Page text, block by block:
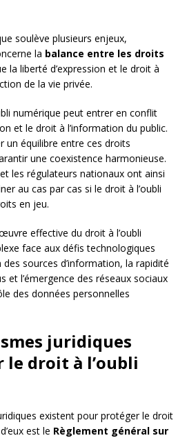
soulève plusieurs enjeux,
la balance entre les droits
la liberté d’expression et le droit à
de la vie privée.
numérique peut entrer en conflit
et le droit à l’information du public.
un équilibre entre ces droits
une coexistence harmonieuse.
les régulateurs nationaux ont ainsi
au cas par cas si le droit à l’oubli
en jeu.
effective du droit à l’oubli
face aux défis technologiques
sources d’information, la rapidité
et l’émergence des réseaux sociaux
des données personnelles
juridiques
droit à l’oubli
existent pour protéger le droit
est le Règlement général sur